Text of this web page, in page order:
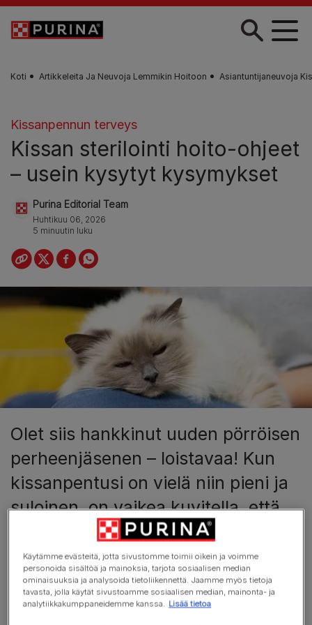
Skip to main content
Koti Artikkeleita Ja Neuvoja Lemmikin Hoitoon Asiantuntijaneuvoja
Kissanpennun terveys
Kissan sterilointi hoito-ohjeet
– usein kysytyt kysymykset
Purina Editorial Team
Huhtikuu 06, 2026
5 minuutin luku
Olet siis hankkinut uuden pörröisen
perheenjäsenen – loistavaa! Kun
kissanpentusi on vielä niin pieni ja
suloinen, on vaikea kuvitella, että
sillä olisi omia pentuja.
Kissat kuitenkin tulevat sukukypsiksi 4–6 kuukauden
ikäisinä, joten kissasi voi saada omia pentuja ollessaan
pentu vielä itsekin. Siksi tuoreen lemmikinomistajan
Käytämme evästeitä, jotta sivustomme toimii oikein ja voimme
personoida sisältöä ja mainoksia, tarjota sosiaalisen median
ominaisuuksia ja analysoida tietoliikennettä. Jaamme myös tietoja
tavasta, jolla käytät sivustoamme sosiaalisen median, mainonta- ja
analytiikkakumppaneidemme kanssa. Lisää tietoa